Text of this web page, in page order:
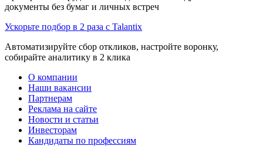
документы без бумаг и личных встреч
Ускорьте подбор в 2 раза с Talantix
Автоматизируйте сбор откликов, настройте воронку,
собирайте аналитику в 2 клика
О компании
Наши вакансии
Партнерам
Реклама на сайте
Новости и статьи
Инвесторам
Кандидаты по профессиям